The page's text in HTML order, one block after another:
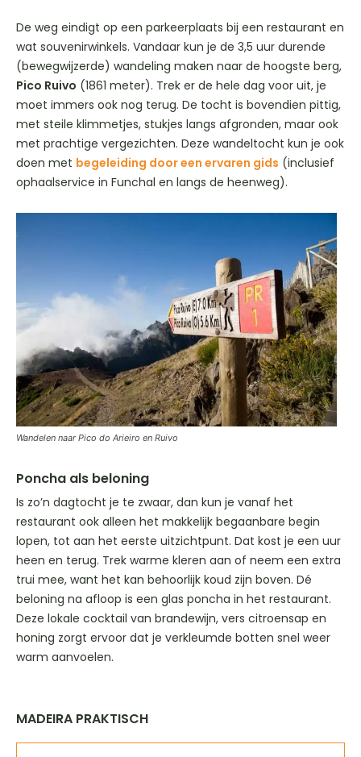
De weg eindigt op een parkeerplaats bij een restaurant en
wat souvenirwinkels. Vandaar kun je de 3,5 uur durende
(bewegwijzerde) wandeling maken naar de hoogste berg,
Pico Ruivo (1861 meter). Trek er de hele dag voor uit, je
moet immers ook nog terug. De tocht is bovendien pittig,
met steile klimmetjes, stukjes langs afgronden, maar ook
met prachtige vergezichten. Deze wandeltocht kun je ook
doen met begeleiding door een ervaren gids (inclusief
ophaalservice in Funchal en langs de heenweg).
Wandelen naar Pico do Arieiro en Ruivo
Poncha als beloning
Is zo’n dagtocht je te zwaar, dan kun je vanaf het
restaurant ook alleen het makkelijk begaanbare begin
lopen, tot aan het eerste uitzichtpunt. Dat kost je een uur
heen en terug. Trek warme kleren aan of neem een extra
trui mee, want het kan behoorlijk koud zijn boven. Dé
beloning na afloop is een glas poncha in het restaurant.
Deze lokale cocktail van brandewijn, vers citroensap en
honing zorgt ervoor dat je verkleumde botten snel weer
warm aanvoelen.
MADEIRA PRAKTISCH